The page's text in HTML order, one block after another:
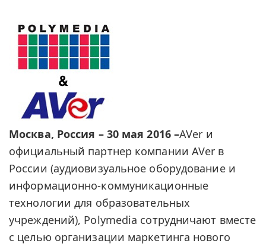
Москва, Россия – 30 мая 2016 –AVer и
официальный партнер компании AVer в
России (аудиовизуальное оборудование и
информационно-коммуникационные
технологии для образовательных
учреждений), Polymedia сотрудничают вместе
с целью организации маркетинга нового